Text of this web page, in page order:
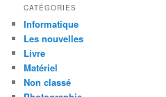
CATÉGORIES
Informatique
Les nouvelles
Livre
Matériel
Non classé